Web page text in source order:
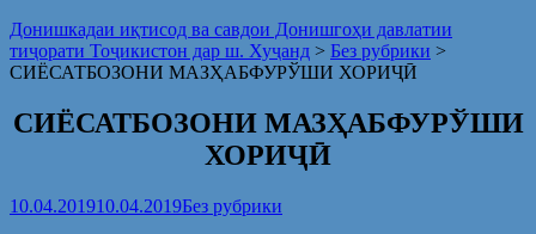
Донишкадаи иқтисод ва савдои Донишгоҳи давлатии
тиҷорати Тоҷикистон дар ш. Хуҷанд > Без рубрики >
СИЁСАТБОЗОНИ МАЗҲАБФУРЎШИ ХОРИҶӢ
СИЁСАТБОЗОНИ МАЗҲАБФУРЎШИ
ХОРИҶӢ
10.04.201910.04.2019Без рубрики